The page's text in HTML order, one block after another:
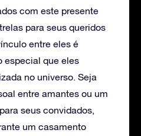
com este presente
para seus queridos
entre eles é
especial que eles
no universo. Seja
entre amantes ou um
seus convidados,
um casamento